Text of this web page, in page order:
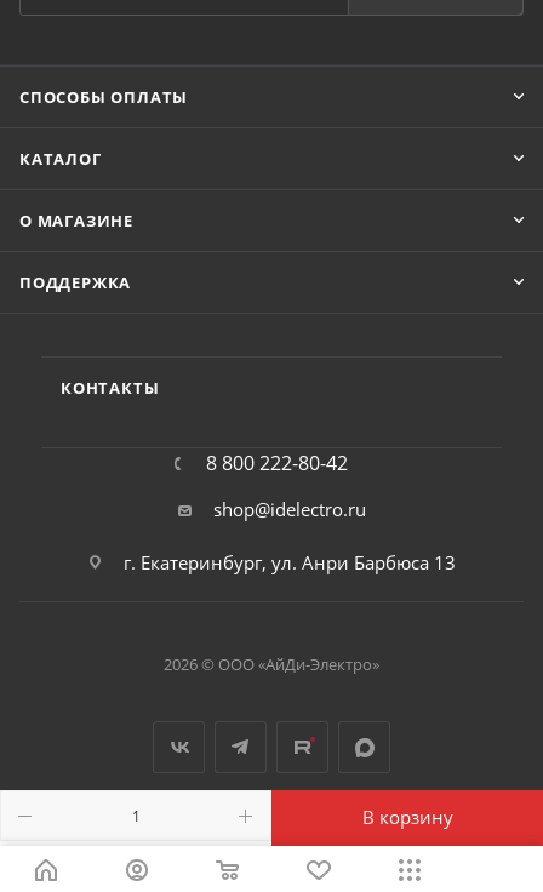
В корзину
СПОСОБЫ ОПЛАТЫ
КАТАЛОГ
О МАГАЗИНЕ
ПОДДЕРЖКА
КОНТАКТЫ
8 800 222-80-42
shop@idelectro.ru
г. Екатеринбург, ул. Анри Барбюса 13
2026 © ООО «АйДи-Электро»